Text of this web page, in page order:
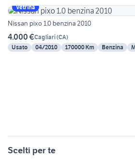
Vetrina
Nissan pixo 1.0 benzina 2010
4.000 €Cagliari(CA)
Usato
04/2010 170000 Km Benzina
Scelti per te